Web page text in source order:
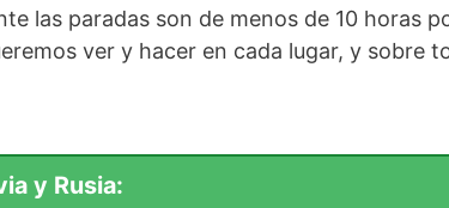
las paradas son de menos de 10 horas
ver y hacer en cada lugar, y sobre
y Rusia: